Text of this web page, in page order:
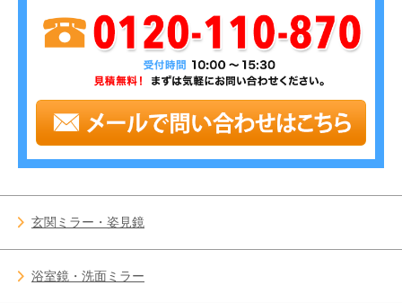
玄関ミラー・姿見鏡
浴室鏡・洗面ミラー